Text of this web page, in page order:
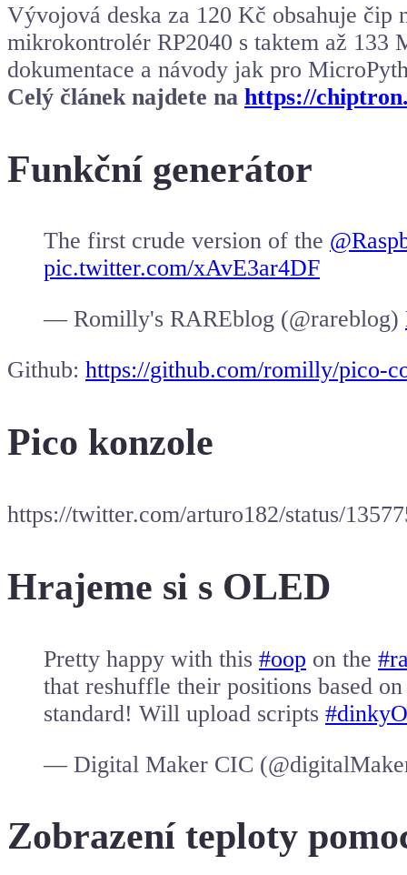
Vývojová deska za 120 Kč obsahuje čip
mikrokontrolér RP2040 s taktem až 133
dokumentace a návody jak pro
Celý článek najdete na https://
Funkční generátor
The first crude version of the
pic.twitter.com/xAvE3ar4DF
— Romilly's RAREblog (@rareblog)
Github: https://github.com/romilly/pico-
Pico konzole
https://twitter.com/arturo182/status/
Hrajeme si s OLED
Pretty happy with this #oop on the
that reshuffle their positions based
standard! Will upload scripts
— Digital Maker CIC
Zobrazení teploty